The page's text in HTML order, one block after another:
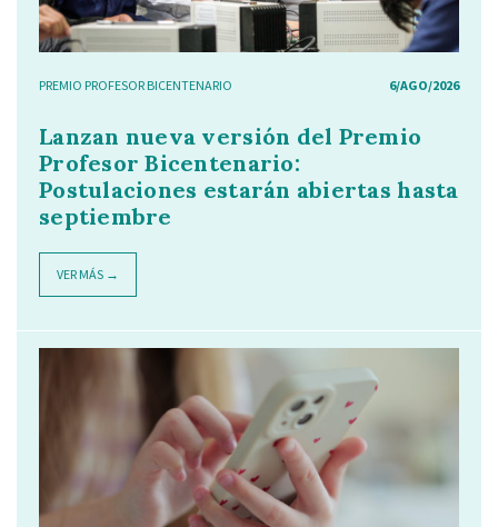
PREMIO PROFESOR BICENTENARIO 6/AGO/2026
Lanzan nueva versión del Premio
Profesor Bicentenario:
Postulaciones estarán abiertas hasta
septiembre
VER MÁS →